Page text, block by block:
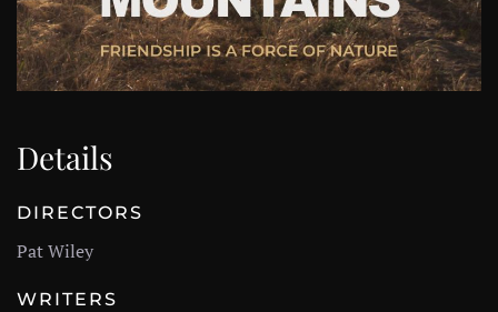
Details
DIRECTORS
Pat Wiley
WRITERS